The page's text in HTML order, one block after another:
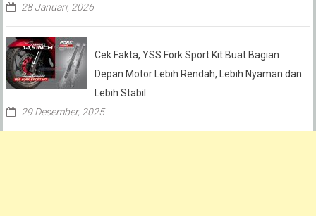
28 Januari, 2026
Cek Fakta, YSS Fork Sport Kit Buat Bagian
Depan Motor Lebih Rendah, Lebih Nyaman dan
Lebih Stabil
29 Desember, 2025